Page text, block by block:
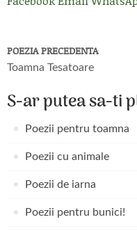
POEZIA PRECEDENTA
Toamna Tesatoare
S-ar putea sa-ti
Poezii pentru toamna
Poezii cu animale
Poezii de iarna
Poezii pentru bunici!